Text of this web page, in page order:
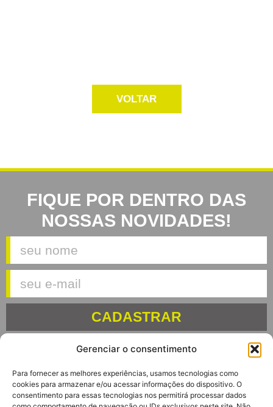
Gerenciar o consentimento
Para fornecer as melhores experiências, usamos tecnologias como
cookies para armazenar e/ou acessar informações do dispositivo. O
consentimento para essas tecnologias nos permitirá processar dados
VOLTAR
FIQUE POR DENTRO DAS
NOSSAS NOVIDADES!
CADASTRAR
Av. Euclides Massolini, 34